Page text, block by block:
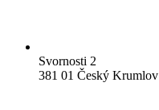
Svornosti 2
381 01 Český Krumlov